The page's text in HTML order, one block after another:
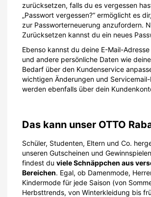
zurücksetzen, falls du es vergessen
„Passwort vergessen?“ ermöglicht es
zur Passworterneuerung anzufordern.
Zurücksetzen kannst du ein neues
Ebenso kannst du deine E-Mail-
und andere persönliche Daten wie
Bedarf über den Kundenservice
wichtigen Änderungen und
werden ebenfalls über dein
Das kann unser OTTO
Schüler, Studenten, Eltern und Co.
unseren Gutscheinen und
findest du viele Schnäppchen aus
Bereichen. Egal, ob Damenmode,
Kindermode für jede Saison (von
Herbsttrends, von Winterkleidung bis